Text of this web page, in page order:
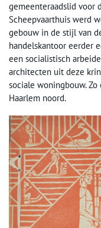
gemeenteraadslid voor
Scheepvaarthuis werd
gebouw in de stijl van
handelskantoor eerder
een socialistisch
architecten uit deze
sociale woningbouw.
Haarlem noord.